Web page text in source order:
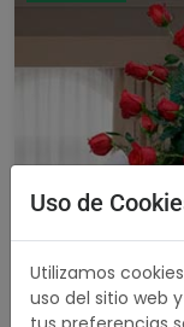
Uso de
Utilizamos
uso del sitio web